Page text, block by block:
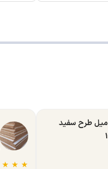
ورق MDF تبریز 16 میل طرح سفید
★
★
★